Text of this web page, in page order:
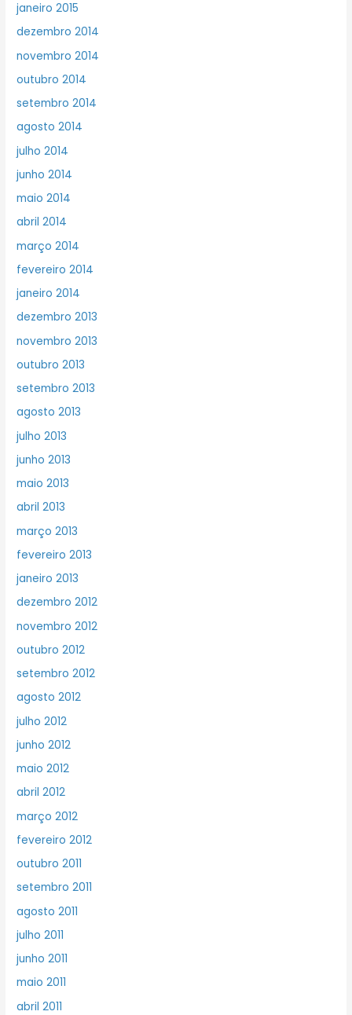
janeiro 2015
dezembro 2014
novembro 2014
outubro 2014
setembro 2014
agosto 2014
julho 2014
junho 2014
maio 2014
abril 2014
março 2014
fevereiro 2014
janeiro 2014
dezembro 2013
novembro 2013
outubro 2013
setembro 2013
agosto 2013
julho 2013
junho 2013
maio 2013
abril 2013
março 2013
fevereiro 2013
janeiro 2013
dezembro 2012
novembro 2012
outubro 2012
setembro 2012
agosto 2012
julho 2012
junho 2012
maio 2012
abril 2012
março 2012
fevereiro 2012
outubro 2011
setembro 2011
agosto 2011
julho 2011
junho 2011
maio 2011
abril 2011